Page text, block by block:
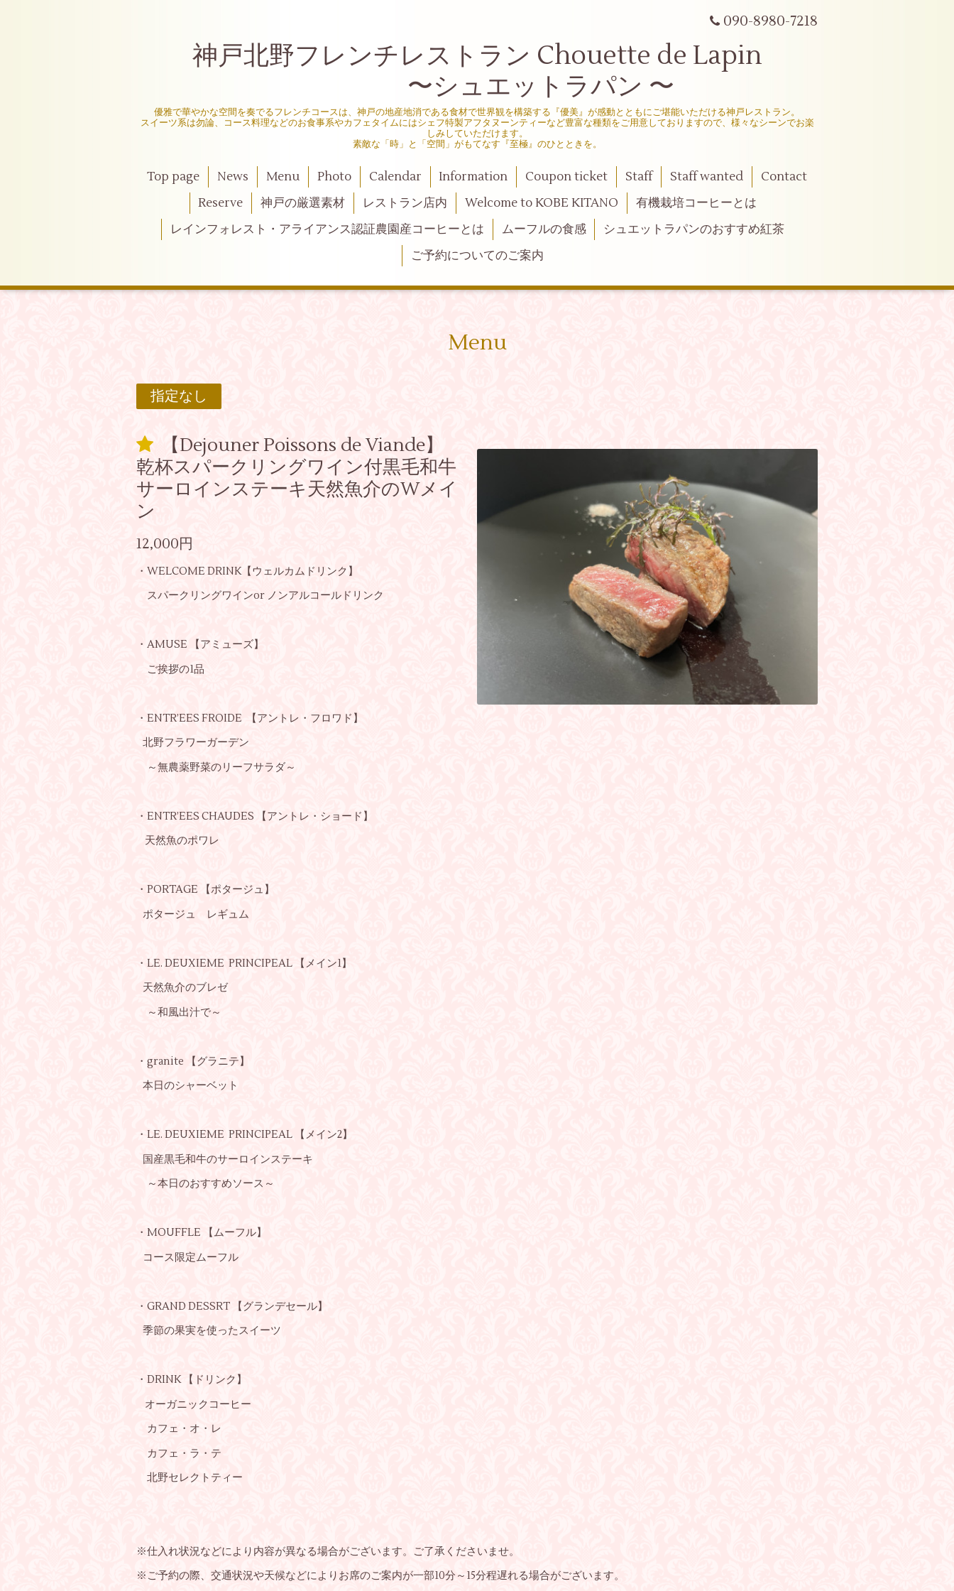
090-8980-7218
神戸北野フレンチレストラン Chouette de Lapin
〜シュエットラパン 〜
優雅で華やかな空間を奏でるフレンチコースは、神戸の地産地消である食材で世界観を構築する『優美』が感動とともにご堪能いただける神戸レストラン。
スイーツ系は勿論、コース料理などのお食事系やカフェタイムにはシェフ特製アフタヌーンティーなど豊富な種類をご用意しておりますので、様々なシーンでお楽
しみしていただけます。
素敵な「時」と「空間」がもてなす『至極』のひとときを。
Top page News Menu Photo Calendar Information Coupon ticket Staff Staff wanted
Contact
Reserve
神戸の厳選素材 レストラン店内 Welcome to KOBE KITANO
有機栽培コーヒーとは
レインフォレスト・アライアンス認証農園産コーヒーとは
ムーフルの食感
シュエットラパンのおすすめ紅茶
ご予約についてのご案内
Menu
指定なし
【Dejouner Poissons de Viande】
乾杯スパークリングワイン付黒毛和牛
サーロインステーキ天然魚介のWメイ
ン
12,000円
・WELCOME DRINK【ウェルカムドリンク】
スパークリングワインor ノンアルコールドリンク
・AMUSE 【アミューズ】
ご挨拶の1品
・ENTR’EES FROIDE 【アントレ・フロワド】
北野フラワーガーデン
～無農薬野菜のリーフサラダ～
・ENTR’EES CHAUDES 【アントレ・ショード】
天然魚のポワレ
・PORTAGE 【ポタージュ】
ポタージュ レギュム
・LE. DEUXIEME PRINCIPEAL 【メイン1】
天然魚介のブレゼ
～和風出汁で～
・granite 【グラニテ】
本日のシャーベット
・LE. DEUXIEME PRINCIPEAL 【メイン2】
国産黒毛和牛のサーロインステーキ
～本日のおすすめソース～
・MOUFFLE 【ムーフル】
コース限定ムーフル
・GRAND DESSRT 【グランデセール】
季節の果実を使ったスイーツ
・DRINK 【ドリンク】
オーガニックコーヒー
カフェ・オ・レ
カフェ・ラ・テ
北野セレクトティー
※仕入れ状況などにより内容が異なる場合がございます。ご了承くださいませ。
※ご予約の際、交通状況や天候などによりお席のご案内が一部10分～15分程遅れる場合がございます。